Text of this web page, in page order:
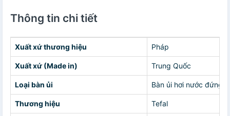
Thông tin chi tiết
Xuất xứ thương hiệu Pháp
Xuất xứ (Made in) Trung Quốc
Loại bàn ủi Bàn ủi hơi nước đứng
Thương hiệu Tefal